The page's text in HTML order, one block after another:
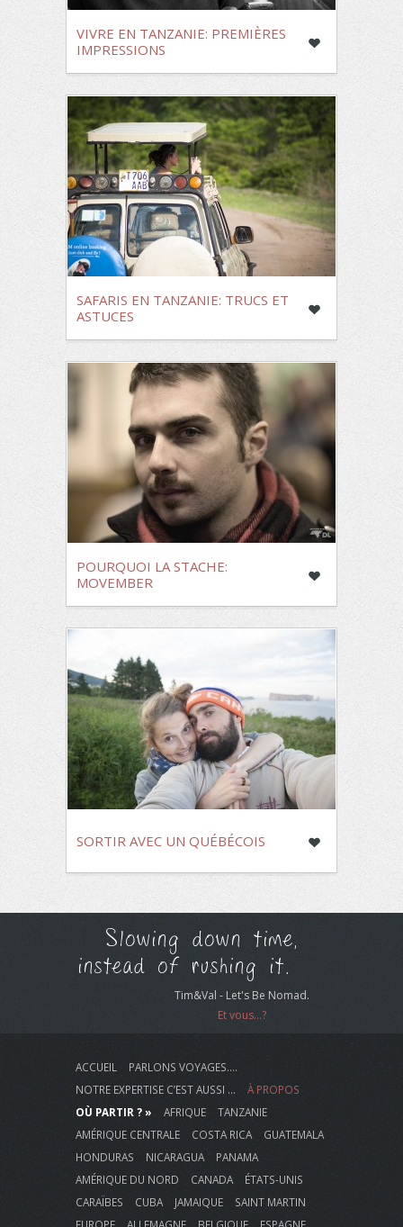
VIVRE EN TANZANIE: PREMIÈRES
IMPRESSIONS
SAFARIS EN TANZANIE: TRUCS ET
ASTUCES
POURQUOI LA STACHE:
MOVEMBER
SORTIR AVEC UN QUÉBÉCOIS
Slowing down time,
instead of rushing it.
Tim&Val - Let's Be Nomad.
Et vous...?
ACCUEIL
PARLONS VOYAGES….
NOTRE EXPERTISE C’EST AUSSI …
À PROPOS
OÙ PARTIR ? »
AFRIQUE
TANZANIE
AMÉRIQUE CENTRALE
COSTA RICA
GUATEMALA
HONDURAS
NICARAGUA
PANAMA
AMÉRIQUE DU NORD
CANADA
ÉTATS-UNIS
CARAÏBES
CUBA JAMAIQUE
SAINT MARTIN